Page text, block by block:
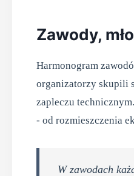
Zawody,
Harmonogram
organizatorzy skupili
zapleczu
- od rozmieszczenia
W zawodach